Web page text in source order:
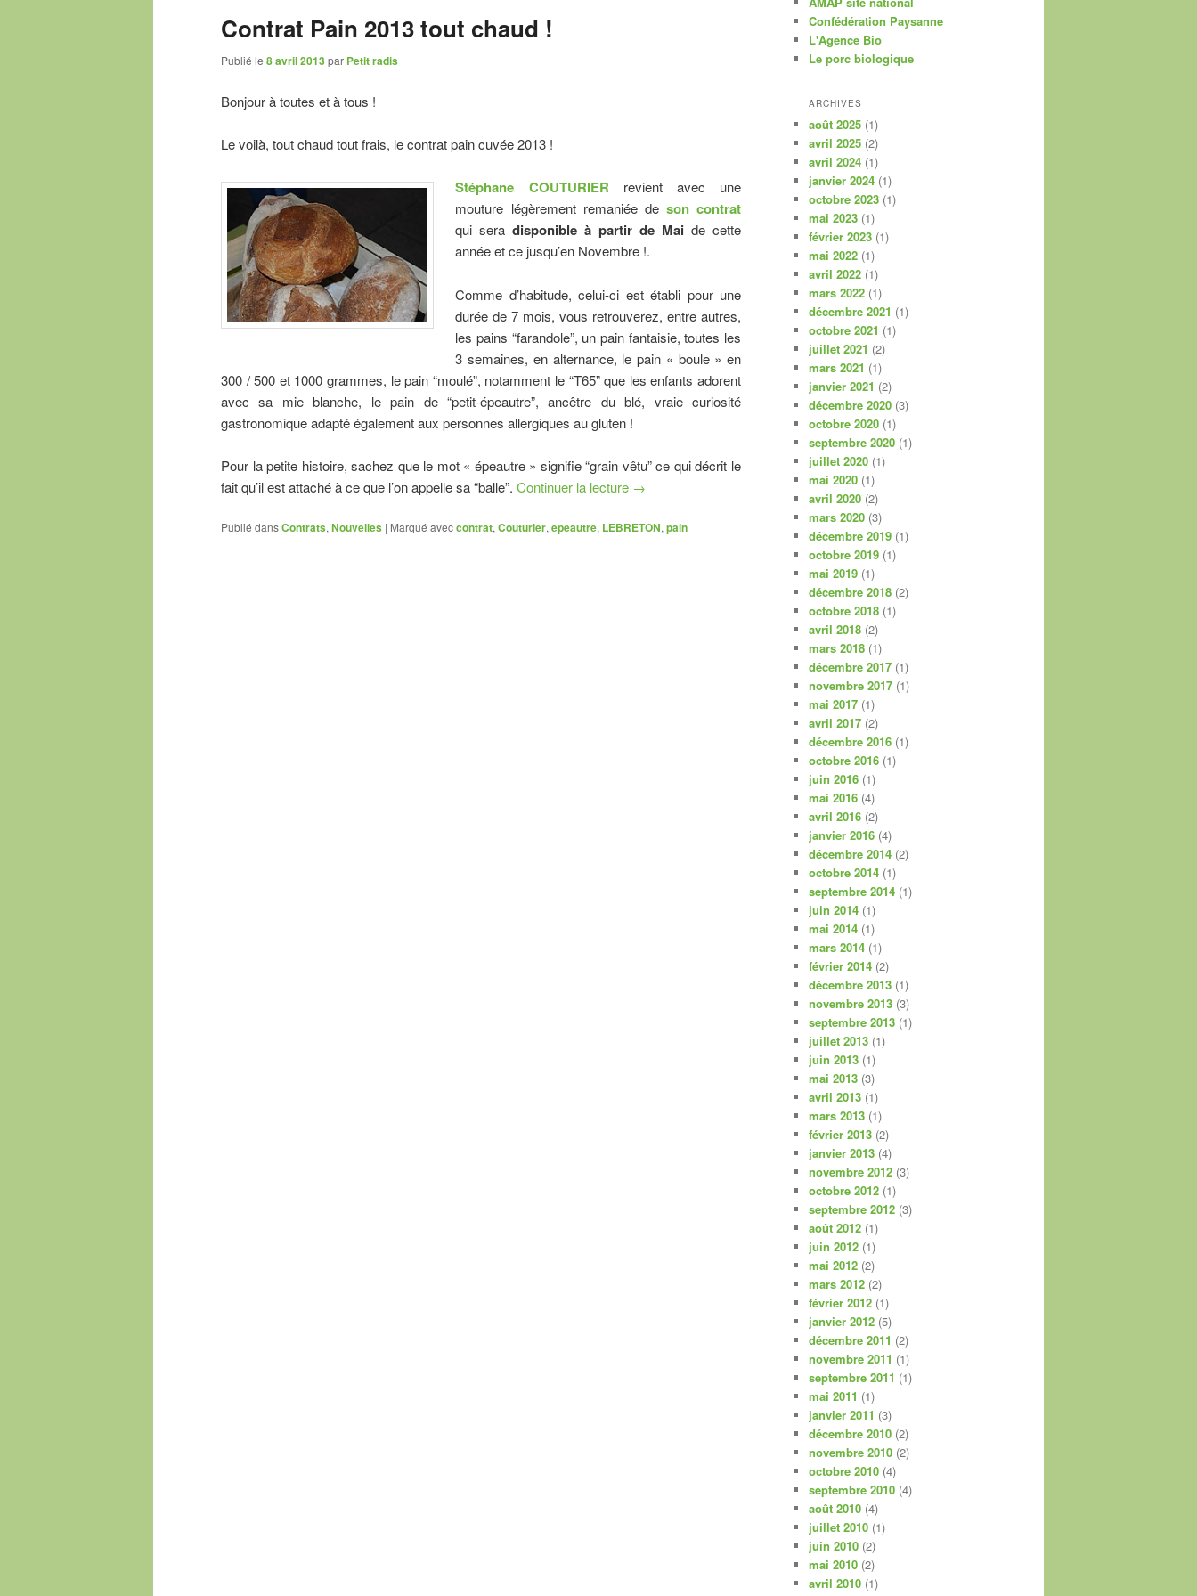
Contrat Pain 2013 tout chaud !
Publié le 8 avril 2013par Petit radis
Bonjour à toutes et à tous !
Le voilà, tout chaud tout frais, le contrat pain cuvée 2013 !
Stéphane COUTURIER revient avec une
mouture légèrement remaniée de son contrat
qui seradisponible à partir de Mai de cette
année et ce jusqu’en Novembre !.
Comme d’habitude, celui-ci est établi pour une
durée de 7 mois, vous retrouverez, entre autres,
les pains “farandole”, un pain fantaisie, toutes les
3 semaines, en alternance, le pain « boule » en
300 / 500 et 1000 grammes, le pain “moulé”, notamment le “T65” que les enfants adorent
avec sa mie blanche, le pain de “petit-épeautre”, ancêtre du blé, vraie curiosité
gastronomique adapté également aux personnes allergiques au gluten !
Pour la petite histoire, sachez que le mot « épeautre » signifie “grain vêtu” ce qui décrit le
fait qu’il est attaché à ce que l’on appelle sa “balle”. Continuer la lecture →
Publié dansContrats,Nouvelles | Marqué aveccontrat,Couturier,epeautre, LEBRETON,pain
Confédération Paysanne
L'Agence Bio
Le porc biologique
ARCHIVES
août 2025 (1)
avril 2025 (2)
avril 2024 (1)
janvier 2024 (1)
octobre 2023 (1)
mai 2023 (1)
février 2023 (1)
mai 2022 (1)
avril 2022 (1)
mars 2022 (1)
décembre 2021 (1)
octobre 2021 (1)
juillet 2021 (2)
mars 2021 (1)
janvier 2021 (2)
décembre 2020 (3)
octobre 2020 (1)
septembre 2020 (1)
juillet 2020 (1)
mai 2020 (1)
avril 2020 (2)
mars 2020 (3)
décembre 2019 (1)
octobre 2019 (1)
mai 2019 (1)
décembre 2018 (2)
octobre 2018 (1)
avril 2018 (2)
mars 2018 (1)
décembre 2017 (1)
novembre 2017 (1)
mai 2017 (1)
avril 2017 (2)
décembre 2016 (1)
octobre 2016 (1)
juin 2016 (1)
mai 2016 (4)
avril 2016 (2)
janvier 2016 (4)
décembre 2014 (2)
octobre 2014 (1)
septembre 2014 (1)
juin 2014 (1)
mai 2014 (1)
mars 2014 (1)
février 2014 (2)
décembre 2013 (1)
novembre 2013 (3)
septembre 2013 (1)
juillet 2013 (1)
juin 2013 (1)
mai 2013 (3)
avril 2013 (1)
mars 2013 (1)
février 2013 (2)
janvier 2013 (4)
novembre 2012 (3)
octobre 2012 (1)
septembre 2012 (3)
août 2012 (1)
juin 2012 (1)
mai 2012 (2)
mars 2012 (2)
février 2012 (1)
janvier 2012 (5)
décembre 2011 (2)
novembre 2011 (1)
septembre 2011 (1)
mai 2011 (1)
janvier 2011 (3)
décembre 2010 (2)
novembre 2010 (2)
octobre 2010 (4)
septembre 2010 (4)
août 2010 (4)
juillet 2010 (1)
juin 2010 (2)
mai 2010 (2)
avril 2010 (1)